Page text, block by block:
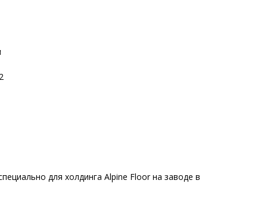
для холдинга Alpine Floor на заводе в